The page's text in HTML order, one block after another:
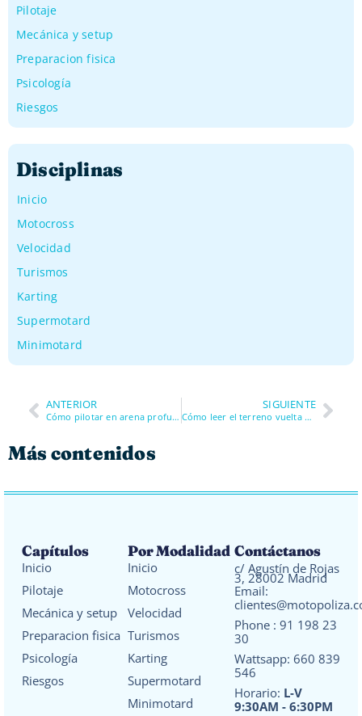
Pilotaje
Mecánica y setup
Preparacion fisica
Psicología
Riesgos
Disciplinas
Inicio
Motocross
Velocidad
Turismos
Karting
Supermotard
Minimotard
ANTERIOR
Cómo pilotar en arena profunda sin agotarte en motocross
SIGUIENTE
Cómo leer el terreno vuelta a vuelta y adaptar tu pilotaje en motocross
Más contenidos
Capítulos
Inicio
Pilotaje
Mecánica y setup
Preparacion fisica
Psicología
Riesgos
Por Modalidad
Inicio
Motocross
Velocidad
Turismos
Karting
Supermotard
Minimotard
Contáctanos
c/ Agustín de Rojas
3, 28002 Madrid
Email:
Phone : 91 198 23
30
Wattsapp: 660 839
546
Horario: L-V
9:30AM - 6:30PM